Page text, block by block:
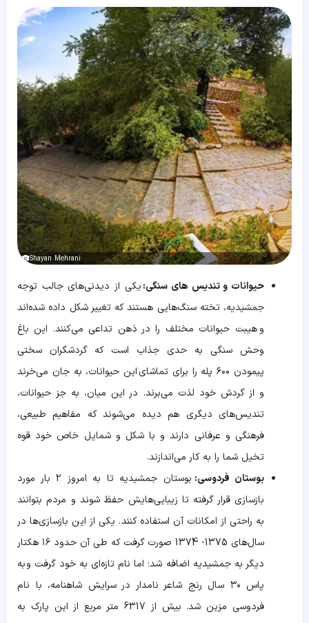
Shayan Mehrani
حیوانات و تندیس های سنگی:یکی از دیدنی‌های جالب توجه
جمشیدیه، تخته سنگ‌هایی هستند که تغییر شکل داده شده‌اند
و هیبت حیوانات مختلف را در ذهن تداعی می‌کنند. این باغ
وحش سنگی به حدی جذاب است که گردشگران سختی
پیمودن ۶۰۰ پله را برای تماشای این حیوانات، به جان می‌خرند
و از گردش خود لذت می‌برند. در این میان، به جز حیوانات،
تندیس‌های دیگری هم دیده می‌شوند که مفاهیم طبیعی،
فرهنگی و عرفانی دارند و با شکل و شمایل خاص خود قوه
تخیل شما را به کار می‌اندازند.
بوستان فردوسی:
بوستان جمشیدیه تا به امروز 2 بار مورد
بازسازی قرار گرفته تا زیبایی‌هایش حفظ شوند و مردم بتوانند
به راحتی از امکانات آن استفاده کنند. یکی از این بازسازی‌ها در
سال‌های 1375- 1374 صورت گرفت که طی آن حدود ۱۶‌ هکتار
دیگر به جمشیدیه اضافه شد؛ اما نام تازه‌ای به خود گرفت و به
پاس ۳۰ سال رنج شاعر نامدار در سرایش شاهنامه، با نام
فردوسی مزین شد. بیش از 6317 متر مربع از این پارک به